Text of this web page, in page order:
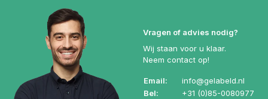
Vragen of advies nodig?
Wij staan voor u klaar.
Neem contact op!
Email:
info@gelabeld.nl
Bel:
+31 (0)85-0080977